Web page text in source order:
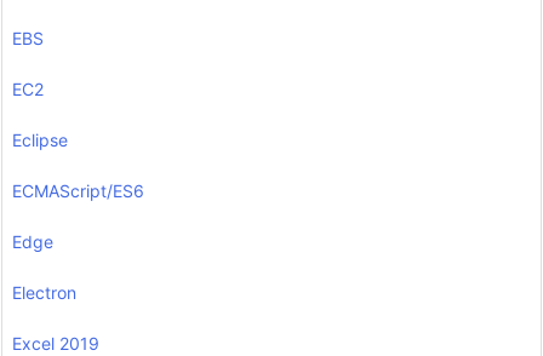
EBS
EC2
Eclipse
ECMAScript/ES6
Edge
Electron
Excel 2019